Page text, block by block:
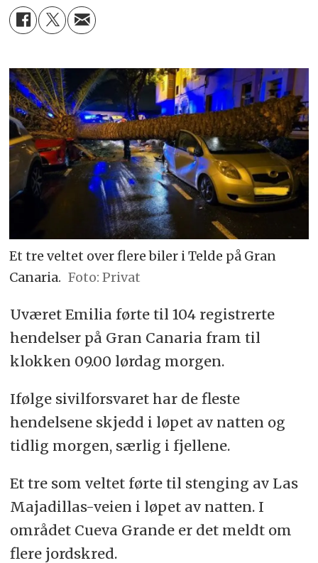
Et tre veltet over flere biler i Telde på Gran
Canaria.
Privat
Uværet Emilia førte til 104 registrerte
hendelser på Gran Canaria fram til
klokken 09.00 lørdag morgen.
Ifølge sivilforsvaret har de fleste
hendelsene skjedd i løpet av natten og
tidlig morgen, særlig i fjellene.
Et tre som veltet førte til stenging av Las
Majadillas-veien i løpet av natten. I
området Cueva Grande er det meldt om
flere jordskred.